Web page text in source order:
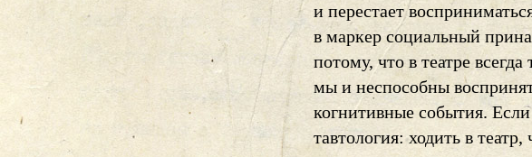
и перестает
в маркер социальный
потому, что в театре
мы и неспособны
когнитивные события. Если
тавтология: ходить в